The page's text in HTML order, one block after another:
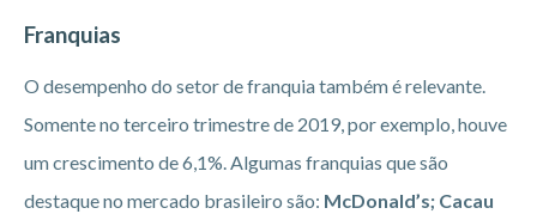
Franquias
O desempenho do setor de franquia também é relevante.
Somente no terceiro trimestre de 2019, por exemplo, houve
um crescimento de 6,1%. Algumas franquias que são
destaque no mercado brasileiro são: McDonald’s; Cacau